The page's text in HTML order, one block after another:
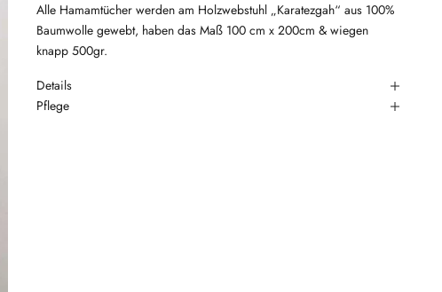
Alle Hamamtücher werden am Holzwebstuhl „Karatezgah“ aus 100%
Baumwolle gewebt, haben das Maß 100 cm x 200cm & wiegen
knapp 500gr.
Details
Pflege